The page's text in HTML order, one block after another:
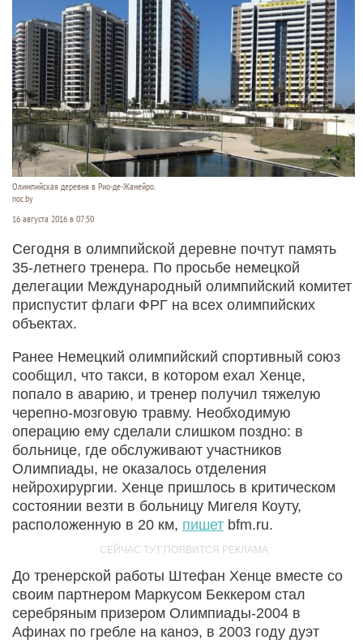
Олимпийская деревня в Рио-де-Жанейро.
noc.by
16 августа 2016 в 07:50
Сегодня в олимпийской деревне почтут память
35-летнего тренера. По просьбе немецкой
делегации Международный олимпийский комитет
приспустит флаги ФРГ на всех олимпийских
объектах.
Ранее Немецкий олимпийский спортивный союз
сообщил, что такси, в котором ехал Хенце,
попало в аварию, и тренер получил тяжелую
черепно-мозговую травму. Необходимую
операцию ему сделали слишком поздно: в
больнице, где обслуживают участников
Олимпиады, не оказалось отделения
нейрохирургии. Хенце пришлось в критическом
состоянии везти в больницу Мигеля Коуту,
расположенную в 20 км, пишет bfm.ru.
До тренерской работы Штефан Хенце вместе со
своим партнером Маркусом Беккером стал
серебряным призером Олимпиады-2004 в
Афинах по гребле на каноэ, в 2003 году дуэт